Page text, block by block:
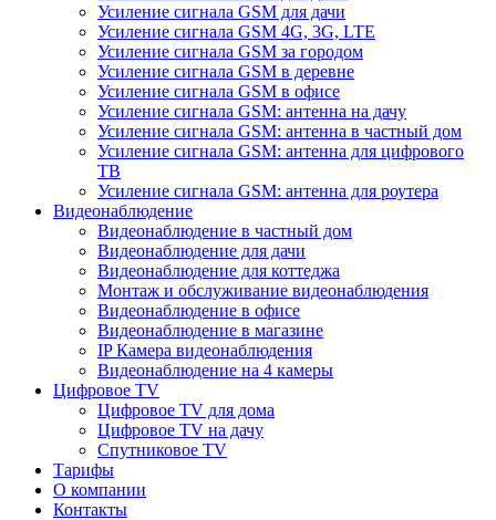
Усиление сигнала GSM для дачи
Усиление сигнала GSM 4G, 3G, LTE
Усиление сигнала GSM за городом
Усиление сигнала GSM в деревне
Усиление сигнала GSM в офисе
Усиление сигнала GSM: антенна на дачу
Усиление сигнала GSM: антенна в частный дом
Усиление сигнала GSM: антенна для цифрового
ТВ
Усиление сигнала GSM: антенна для роутера
Видеонаблюдение
Видеонаблюдение в частный дом
Видеонаблюдение для дачи
Видеонаблюдение для коттеджа
Монтаж и обслуживание видеонаблюдения
Видеонаблюдение в офисе
Видеонаблюдение в магазине
IP Камера видеонаблюдения
Видеонаблюдение на 4 камеры
Цифровое TV
Цифровое TV для дома
Цифровое TV на дачу
Спутниковое TV
Тарифы
О компании
Контакты